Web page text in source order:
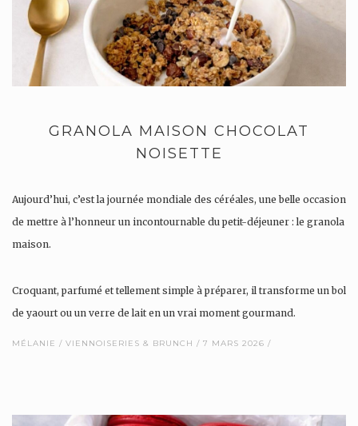
GRANOLA MAISON CHOCOLAT
NOISETTE
Aujourd’hui, c’est la journée mondiale des céréales, une belle occasion
de mettre à l’honneur un incontournable du petit-déjeuner : le granola
maison.
Croquant, parfumé et tellement simple à préparer, il transforme un bol
de yaourt ou un verre de lait en un vrai moment gourmand.
MÉLANIE VIENNOISERIES & BRUNCH 7 MARS 2026